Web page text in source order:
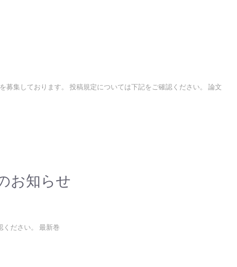
集しております。 投稿規定については下記をご確認ください。 論文
お知らせ
ください。 最新巻